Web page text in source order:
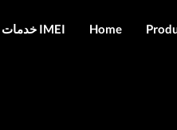
خدمات IMEI Home